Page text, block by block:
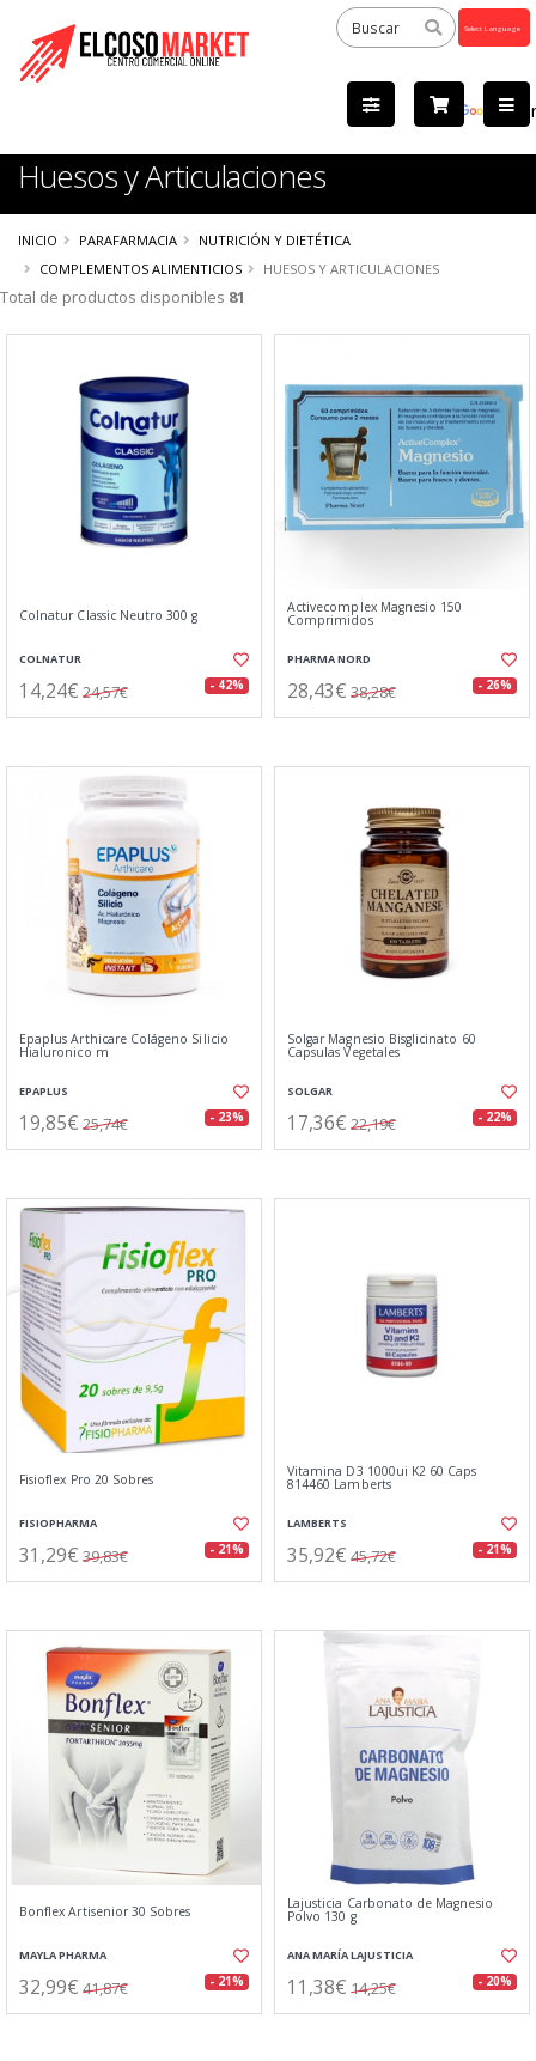
by
Huesos y Articulaciones
INICIO PARAFARMACIA
NUTRICIÓN Y DIETÉTICA
COMPLEMENTOS ALIMENTICIOS
HUESOS Y ARTICULACIONES
Total de productos disponibles 81
Colnatur Classic Neutro 300 g
COLNATUR
14,24€ 24,57€ - 42%
Activecomplex Magnesio 150
Comprimidos
PHARMA NORD
28,43€ 38,28€ - 26%
Epaplus Arthicare Colágeno Silicio
Hialuronico m
EPAPLUS
19,85€ 25,74€ - 23%
Solgar Magnesio Bisglicinato 60
Capsulas Vegetales
SOLGAR
17,36€ 22,19€ - 22%
Fisioflex Pro 20 Sobres
FISIOPHARMA
31,29€ 39,83€ - 21%
Vitamina D3 1000ui K2 60 Caps
814460 Lamberts
LAMBERTS
35,92€ 45,72€ - 21%
Bonflex Artisenior 30 Sobres
MAYLA PHARMA
32,99€ 41,87€ - 21%
Lajusticia Carbonato de Magnesio
Polvo 130 g
ANA MARÍA LAJUSTICIA
11,38€ 14,25€ - 20%